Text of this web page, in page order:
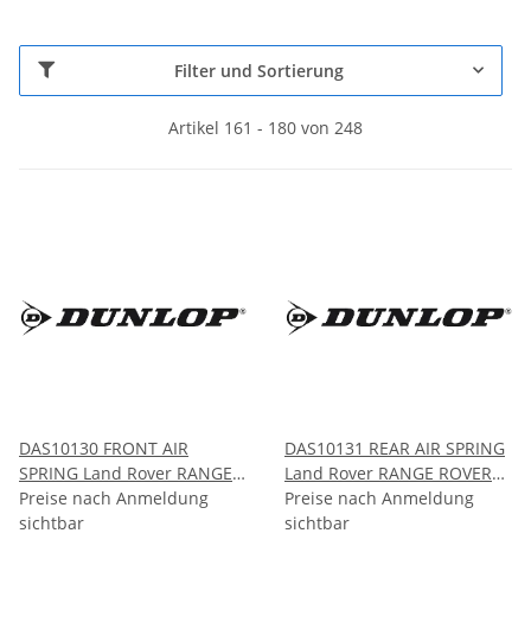
Filter und Sortierung
Artikel 161 - 180 von 248
DAS10130 FRONT AIR
SPRING Land Rover RANGE
ROVER P38A (00303A) 1994-
2002
Preise nach Anmeldung
sichtbar
DAS10131 REAR AIR SPRING
Land Rover RANGE ROVER
P38A (00304A) 1994-2002
Preise nach Anmeldung
sichtbar